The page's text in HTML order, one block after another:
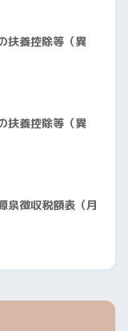
扶養控除等（異
扶養控除等（異
泉徴収税額表（月